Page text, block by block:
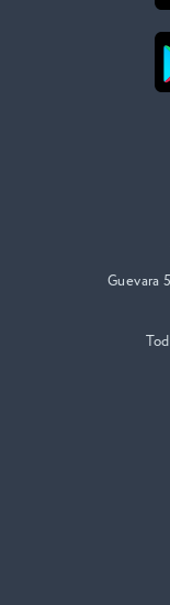
Guevara